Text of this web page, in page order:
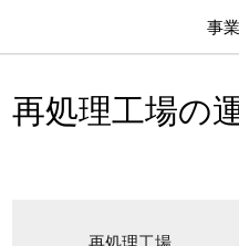
事
再処理工場の
再処理工場